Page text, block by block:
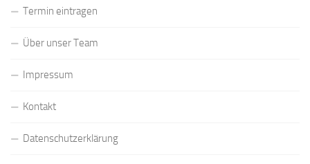
Termin eintragen
Über unser Team
Impressum
Kontakt
Datenschutzerklärung